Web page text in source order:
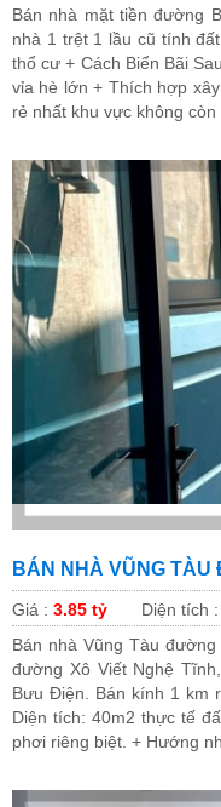
Bán nhà mặt tiền đường
nhà 1 trệt 1 lầu cũ tính
thổ cư + Cách Biển Bãi
vỉa hè lớn + Thích hợp
rẻ nhất khu vực không còn
BÁN NHÀ VŨNG TÀU
Giá : 3.85 tỷ Diện tích :
Bán nhà Vũng Tàu
đường Xô Viết Nghệ
Bưu Điện. Bán kính 1 km
Diện tích: 40m2 thực tế
phơi riêng biệt. + Hướng